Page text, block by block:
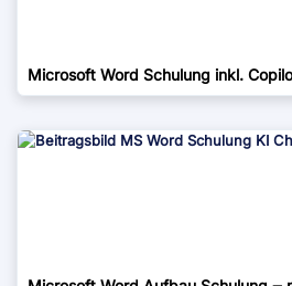
Microsoft Word Schulung inkl.